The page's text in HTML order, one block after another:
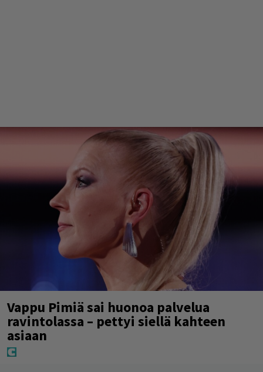
Vappu Pimiä sai huonoa palvelua
ravintolassa – pettyi siellä kahteen
asiaan